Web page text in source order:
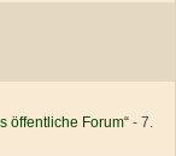
öffentliche Forum“ - 7.